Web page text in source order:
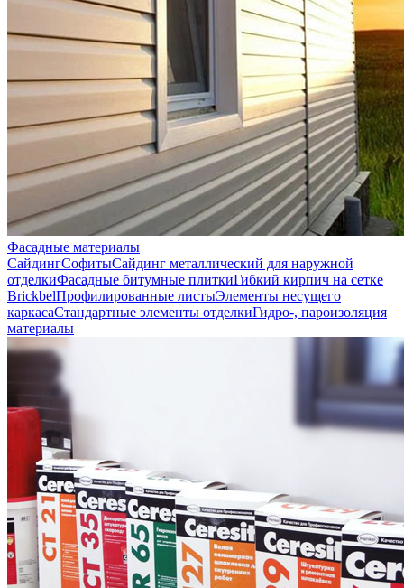
Фасадные материалы
СайдингСофитыСайдинг металлический для наружной
отделкиФасадные битумные плиткиГибкий кирпич на сетке
BrickbelПрофилированные листыЭлементы несущего
каркасаСтандартные элементы отделкиГидро-, пароизоляция
материалы